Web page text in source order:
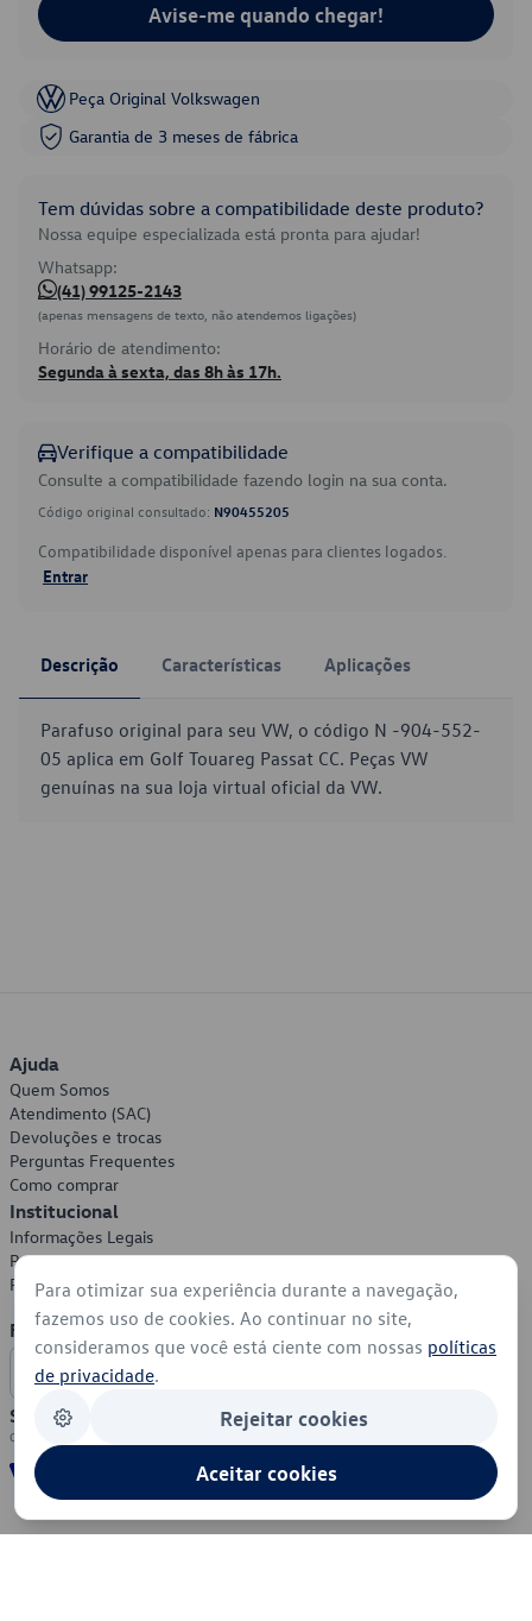
Avise-me quando chegar!
Peça Original Volkswagen
Garantia de 3 meses de fábrica
Tem dúvidas sobre a compatibilidade deste produto?
Nossa equipe especializada está pronta para ajudar!
Whatsapp:
(41) 99125-2143
(apenas mensagens de texto, não atendemos ligações)
Horário de atendimento:
Segunda à sexta, das 8h às 17h.
Verifique a compatibilidade
Consulte a compatibilidade fazendo login na sua conta.
Código original consultado: N90455205
Compatibilidade disponível apenas para clientes logados.
Entrar
Descrição Características Aplicações
Parafuso original para seu VW, o código N -904-552-
05 aplica em Golf Touareg Passat CC. Peças VW
genuínas na sua loja virtual oficial da VW.
Ajuda
Quem Somos
Atendimento (SAC)
Devoluções e trocas
Perguntas Frequentes
Como comprar
Institucional
Informações Legais
Política de Privacidade
Política de Cookies
Formas de Pagamento
Segurança
Para otimizar sua experiência durante a navegação,
fazemos uso de cookies. Ao continuar no site,
consideramos que você está ciente com nossas políticas
de privacidade.
Rejeitar cookies
Aceitar cookies